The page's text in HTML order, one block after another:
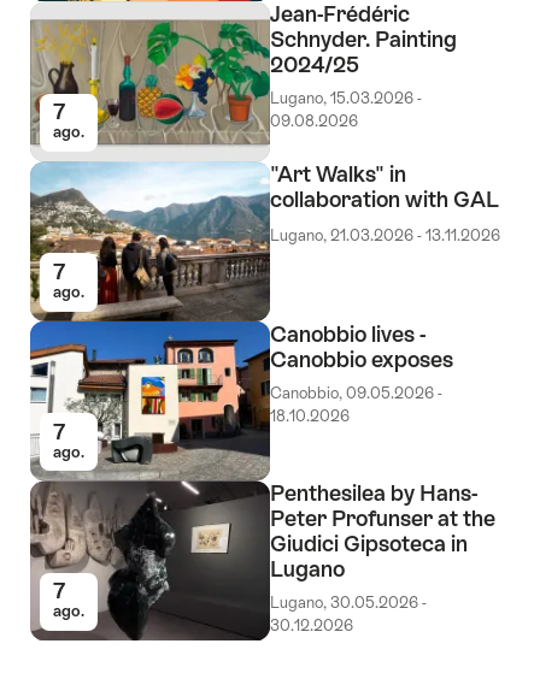
7
ago.
Jean-Frédéric
Schnyder. Painting
2024/25
Lugano, 15.03.2026 -
09.08.2026
7
ago.
"Art Walks" in
collaboration with GAL
Lugano, 21.03.2026 - 13.11.2026
7
ago.
Canobbio lives -
Canobbio exposes
Canobbio, 09.05.2026 -
18.10.2026
7
ago.
Penthesilea by Hans-
Peter Profunser at the
Giudici Gipsoteca in
Lugano
Lugano, 30.05.2026 -
30.12.2026